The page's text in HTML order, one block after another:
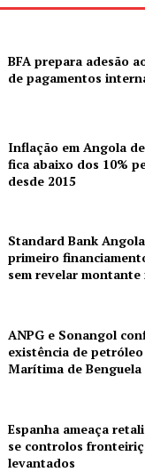
BFA prepara adesão
de pagamentos
Inflação em Angola
fica abaixo dos 10%
desde 2015
Standard Bank
primeiro
sem revelar
ANPG e Sonangol
existência de petróleo
Marítima de Benguela
Espanha ameaça
se controlos
levantados